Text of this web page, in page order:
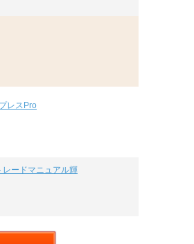
レスPro
ードマニュアル輝